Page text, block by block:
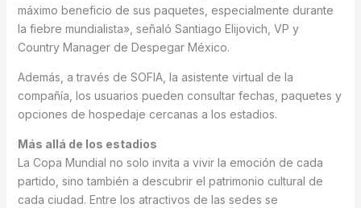
máximo beneficio de sus paquetes, especialmente durante
la fiebre mundialista», señaló Santiago Elijovich, VP y
Country Manager de Despegar México.
Además, a través de SOFIA, la asistente virtual de la
compañía, los usuarios pueden consultar fechas, paquetes y
opciones de hospedaje cercanas a los estadios.
Más allá de los estadios
La Copa Mundial no solo invita a vivir la emoción de cada
partido, sino también a descubrir el patrimonio cultural de
cada ciudad. Entre los atractivos de las sedes se